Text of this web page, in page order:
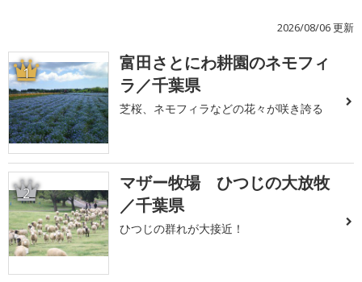
2026/08/06 更新
1
富田さとにわ耕園のネモフィ
ラ／千葉県
芝桜、ネモフィラなどの花々が咲き誇る
2
マザー牧場 ひつじの大放牧
／千葉県
ひつじの群れが大接近！